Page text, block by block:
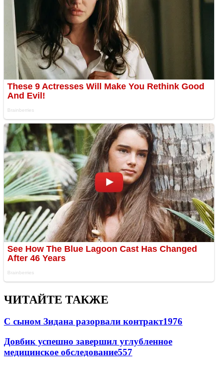
ЧИТАЙТЕ ТАКЖЕ
С сыном Зидана разорвали контракт1976
Довбик успешно завершил углубленное
медицинское обследование557